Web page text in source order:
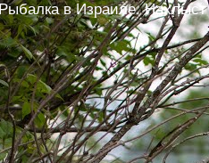
в Израиле.